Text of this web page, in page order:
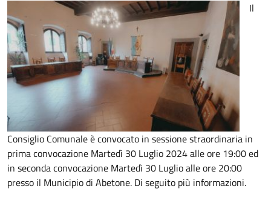
Il
Consiglio Comunale è convocato in sessione straordinaria in
prima convocazione Martedì 30 Luglio 2024 alle ore 19:00 ed
in seconda convocazione Martedì 30 Luglio alle ore 20:00
presso il Municipio di Abetone. Di seguito più informazioni.